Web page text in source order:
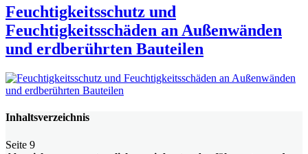
Bauteile
und
Gründungen
Feuchtigkeitsschutz und
Feuchtigkeitsschäden an Außenwänden
und erdberührten Bauteilen
Inhaltsverzeichnis
Seite 9